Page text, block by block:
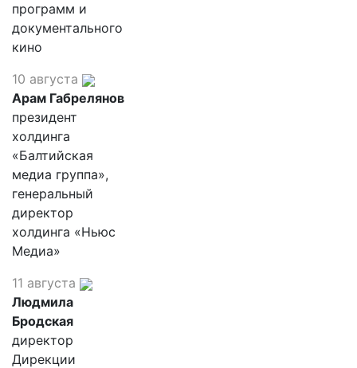
программ и
документального
кино
10 августа
Арам Габрелянов
президент
холдинга
«Балтийская
медиа группа»,
генеральный
директор
холдинга «Ньюс
Медиа»
11 августа
Людмила
Бродская
директор
Дирекции